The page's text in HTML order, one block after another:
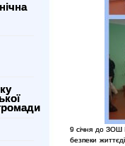
9 січня до ЗОШ
безпеки